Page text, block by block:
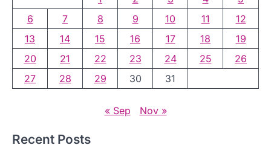
6
7 8 9 10 11
12
13
14 15 16 17 18
19
20
21 22 23 24 25
26
27
28 29 30 31
« Sep Nov »
Recent Posts